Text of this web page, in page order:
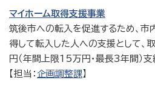
マイホーム取得支援事業
筑後市への転入を促進するため、市
得して転入した人への支援として
円（年間上限15万円・最長3年間）支
【担当： 企画調整課】